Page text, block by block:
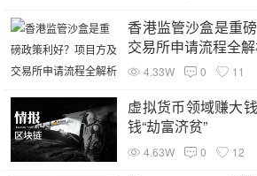
香港监管沙盒是重
交易所申请流程全
4.33W 0 11
虚拟货币领域赚大
钱“劫富济贫”
4.63W 0 12